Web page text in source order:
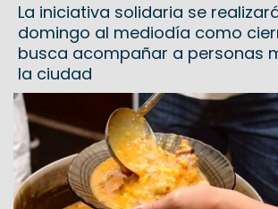
La iniciativa solidaria se
domingo al mediodía como
busca acompañar a personas
la ciudad